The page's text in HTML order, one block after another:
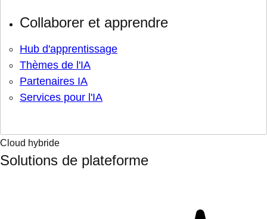
Collaborer et apprendre
Hub d'apprentissage
Thèmes de l'IA
Partenaires IA
Services pour l'IA
Cloud hybride
Solutions de plateforme